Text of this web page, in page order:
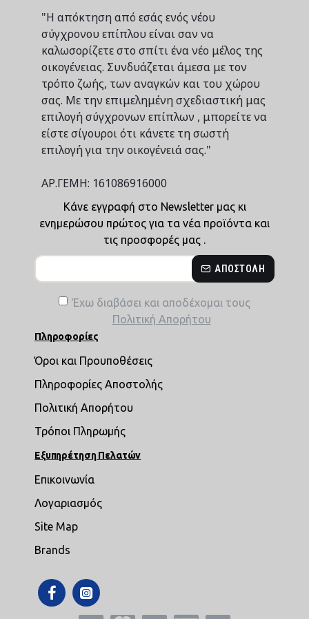
"Η απόκτηση από εσάς ενός νέου
σύγχρονου επίπλου είναι σαν να
καλωσορίζετε στο σπίτι ένα νέο μέλος της
οικογένειας. Συνδυάζεται άμεσα με τον
τρόπο ζωής, των αναγκών και του χώρου
σας. Με την επιμελημένη σχεδιαστική μας
επιλογή σύγχρονων επίπλων , μπορείτε να
είστε σίγουροι ότι κάνετε τη σωστή
επιλογή για την οικογένειά σας."
ΑΡ.ΓΕΜΗ: 161086916000
Κάνε εγγραφή στο Newsletter μας κι
ενημερώσου πρώτος για τα νέα προϊόντα και
τις προσφορές μας .
ΑΠΟΣΤΟΛΉ
Έχω διαβάσει και αποδέχομαι τους
Πολιτική Απορήτου
Πληροφορίες
Όροι και Προυποθέσεις
Πληροφορίες Αποστολής
Πολιτική Απορήτου
Τρόποι Πληρωμής
Εξυπηρέτηση Πελατών
Επικοινωνία
Λογαριασμός
Site Map
Brands